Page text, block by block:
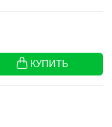
КУПИТЬ